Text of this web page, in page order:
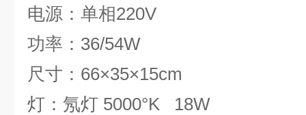
电源：单相220V
功率：36/54W
尺寸：66×35×15cm
灯：氖灯 5000°K 18W